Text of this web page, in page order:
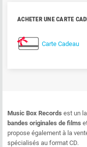
ACHETER UNE CARTE
Carte Cadeau
Music Box Records est un
bandes originales de films
propose également à la
spécialisés au format CD.